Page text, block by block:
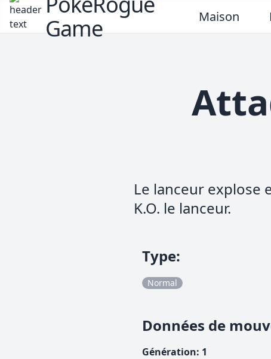
Game
Maison
Le lanceur explose
K.O. le lanceur.
Type:
Normal
Données de
Génération: 1